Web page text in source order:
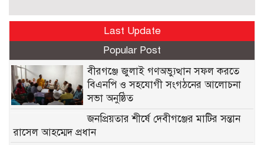
Last Update
Popular Post
বীরগঞ্জে জুলাই গণঅভ্যুত্থান সফল করতে
বিএনপি ও সহযোগী সংগঠনের আলোচনা
সভা অনুষ্ঠিত
জনপ্রিয়তার শীর্ষে দেবীগঞ্জের মাটির সন্তান
রাসেল আহম্মেদ প্রধান